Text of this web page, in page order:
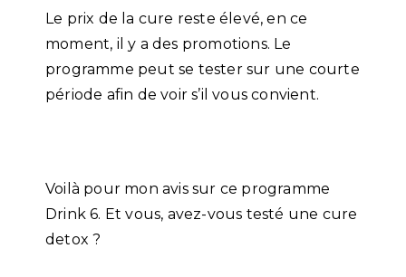
Le prix de la cure reste élevé, en ce
moment, il y a des promotions. Le
programme peut se tester sur une courte
période afin de voir s’il vous convient.
Voilà pour mon avis sur ce programme
Drink 6. Et vous, avez-vous testé une cure
detox ?